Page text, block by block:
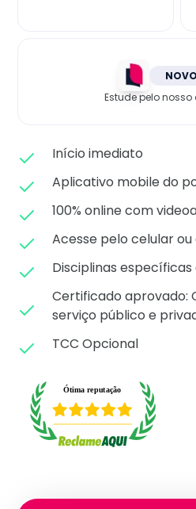
Estude pelo nosso
Início imediato
Aplicativo mobile do
100% online com
Acesse pelo celular
Disciplinas específicas
Certificado aprovado:
serviço público e
TCC Opcional